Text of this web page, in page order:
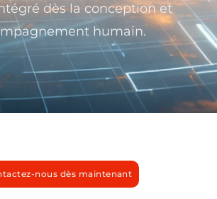
dès la conception et
humain.
nous dès maintenant